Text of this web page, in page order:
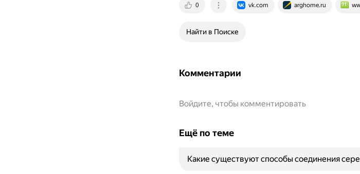
0 vk.com arghome.ru
Найти в Поиске
Комментарии
Войдите, чтобы комментировать
Ещё по теме
Какие существуют способы соединения